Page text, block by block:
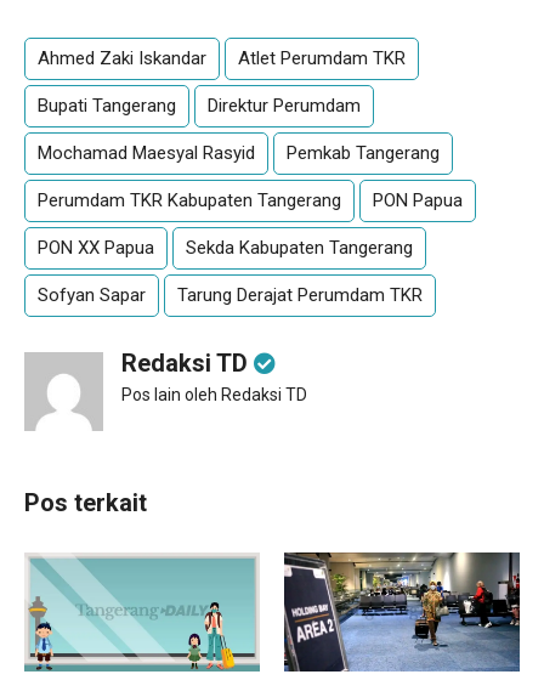
Ahmed Zaki Iskandar Atlet Perumdam TKR
Bupati Tangerang Direktur Perumdam
Mochamad Maesyal Rasyid Pemkab Tangerang
Perumdam TKR Kabupaten Tangerang PON Papua
PON XX Papua Sekda Kabupaten Tangerang
Sofyan Sapar Tarung Derajat Perumdam TKR
Redaksi TD
Pos lain oleh Redaksi TD
Pos terkait